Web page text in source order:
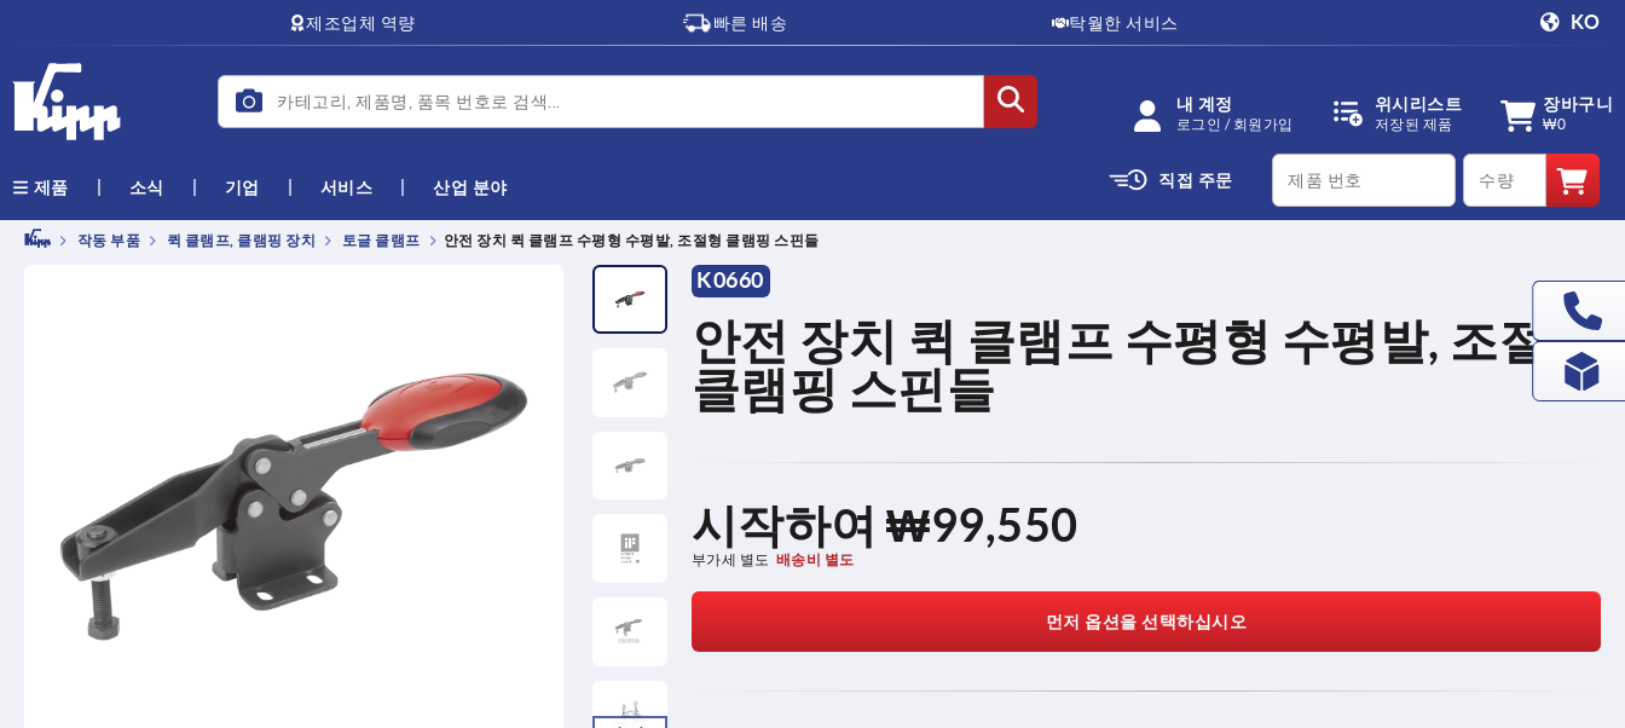
제조업체 역량 빠른 배송 탁월한 서비스 KO
내 계정
로그인 / 회원가입
위시리스트
저장된 제품
장바구니
₩0
제품 소식 기업 서비스 산업 분야 직접 주문
productCode qty
작동 부품 퀵 클램프, 클램핑 장치 토글 클램프 안전 장치 퀵 클램프 수평형 수평발, 조절형 클램핑 스핀들
K0660
안전 장치 퀵 클램프 수평형 수평발, 조절형
클램핑 스핀들
시작하여₩99,550
부가세 별도 배송비 별도
먼저 옵션을 선택하십시오